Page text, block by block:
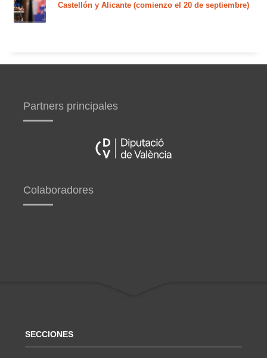
Castellón y Alicante (comienzo el 20 de septiembre)
Partners principales
Colaboradores
SECCIONES